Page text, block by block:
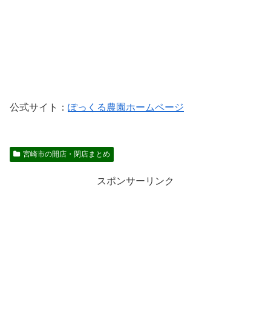
公式サイト： ぽっくる農園ホームページ
宮崎市の開店・閉店まとめ
スポンサーリンク